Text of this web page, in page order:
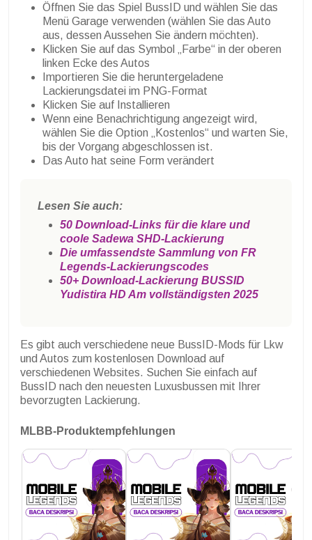
Öffnen Sie das Spiel BussID und wählen Sie das
Menü Garage verwenden (wählen Sie das Auto
aus, dessen Aussehen Sie ändern möchten).
Klicken Sie auf das Symbol „Farbe“ in der oberen
linken Ecke des Autos
Importieren Sie die heruntergeladene
Lackierungsdatei im PNG-Format
Klicken Sie auf Installieren
Wenn eine Benachrichtigung angezeigt wird,
wählen Sie die Option „Kostenlos“ und warten Sie,
bis der Vorgang abgeschlossen ist.
Das Auto hat seine Form verändert
Lesen Sie auch:
50 Download-Links für die klare und
coole Sadewa SHD-Lackierung
Die umfassendste Sammlung von FR
Legends-Lackierungscodes
50+ Download-Lackierung BUSSID
Yudistira HD Am vollständigsten 2025
Es gibt auch verschiedene neue BussID-Mods für Lkw
und Autos zum kostenlosen Download auf
verschiedenen Websites. Suchen Sie einfach auf
BussID nach den neuesten Luxusbussen mit Ihrer
bevorzugten Lackierung.
MLBB-Produktempfehlungen